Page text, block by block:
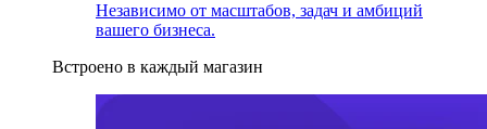
Независимо от масштабов, задач и амбиций
вашего бизнеса.
Встроено в каждый магазин